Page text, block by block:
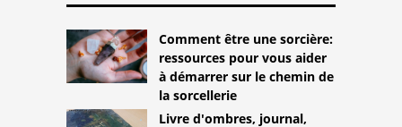
Comment être une sorcière:
ressources pour vous aider
à démarrer sur le chemin de
la sorcellerie
Livre d'ombres, journal,